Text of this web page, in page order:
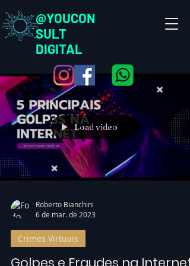
@YOUCON
SULT
DIGITAL
Load video
Roberto Bianchini
6 de mar. de 2023
Crimes Virtuais